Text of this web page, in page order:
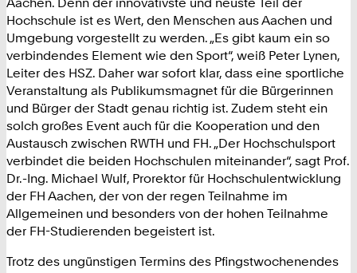
Hochschule ist es Wert, den Menschen aus Aachen und
Umgebung vorgestellt zu werden. „Es gibt kaum ein so
verbindendes Element wie den Sport“, weiß Peter Lynen,
Leiter des HSZ. Daher war sofort klar, dass eine sportliche
Veranstaltung als Publikumsmagnet für die Bürgerinnen
und Bürger der Stadt genau richtig ist. Zudem steht ein
solch großes Event auch für die Kooperation und den
Austausch zwischen RWTH und FH. „Der Hochschulsport
verbindet die beiden Hochschulen miteinander“, sagt Prof.
Dr.-Ing. Michael Wulf, Prorektor für Hochschulentwicklung
der FH Aachen, der von der regen Teilnahme im
Allgemeinen und besonders von der hohen Teilnahme
der FH-Studierenden begeistert ist.
Trotz des ungünstigen Termins des Pfingstwochenendes